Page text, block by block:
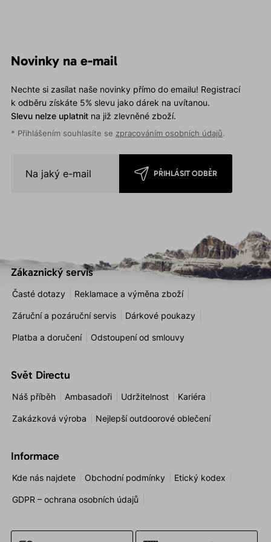
Novinky na e-mail
Nechte si zasílat naše novinky přímo do emailu! Registrací
k odběru získáte 5% slevu jako dárek na uvítanou.
Slevu nelze uplatnitna již zlevněné zboží.
* Přihlášením souhlasíte se zpracováním osobních údajů.
PŘIHLÁSIT ODBĚR
Zákaznický servis
Časté dotazy Reklamace a výměna zboží
Záruční a pozáruční servis Dárkové poukazy
Platba a doručení Odstoupení od smlouvy
Svět Directu
Náš příběh Ambasadoři Udržitelnost Kariéra
Zakázková výroba Nejlepší outdoorové oblečení
Informace
Kde nás najdete Obchodní podmínky Etický kodex
GDPR – ochrana osobních údajů